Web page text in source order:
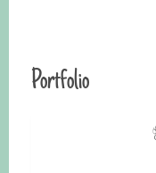
Portfolio